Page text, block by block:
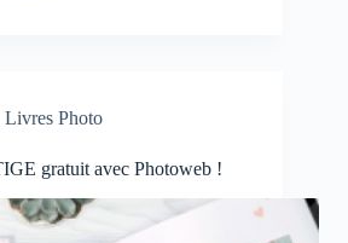
Livres Photo
gratuit avec Photoweb !